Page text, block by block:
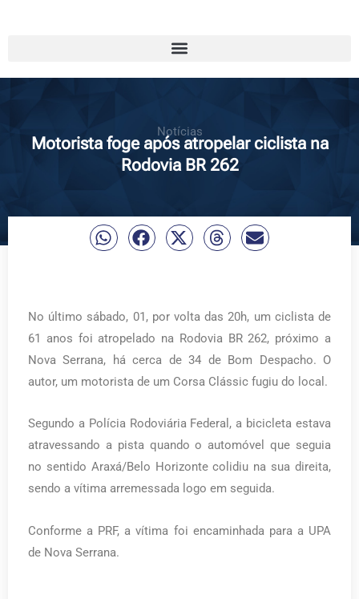
Notícias
Motorista foge após atropelar ciclista na
Rodovia BR 262
No último sábado, 01, por volta das 20h, um ciclista de
61 anos foi atropelado na Rodovia BR 262, próximo a
Nova Serrana, há cerca de 34 de Bom Despacho. O
autor, um motorista de um Corsa Clássic fugiu do local.
Segundo a Polícia Rodoviária Federal, a bicicleta estava
atravessando a pista quando o automóvel que seguia
no sentido Araxá/Belo Horizonte colidiu na sua direita,
sendo a vítima arremessada logo em seguida.
Conforme a PRF, a vítima foi encaminhada para a UPA
de Nova Serrana.